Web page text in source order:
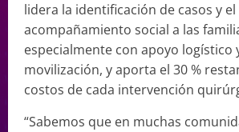
lidera la identificación de casos y el
acompañamiento social a las
especialmente con apoyo logístico
movilización, y aporta el 30 %
costos de cada intervención
“Sabemos que en muchas